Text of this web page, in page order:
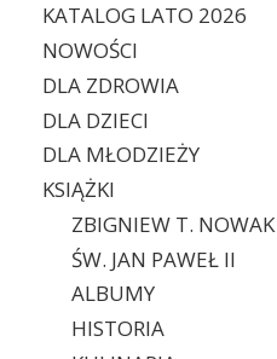
KATALOG LATO 2026
NOWOŚCI
DLA ZDROWIA
DLA DZIECI
DLA MŁODZIEŻY
KSIĄŻKI
ZBIGNIEW T. NOWAK
ŚW. JAN PAWEŁ II
ALBUMY
HISTORIA